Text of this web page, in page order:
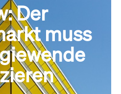
Der
muss